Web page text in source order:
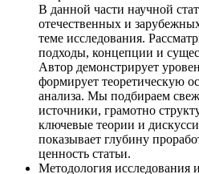
В данной части научной
отечественных и
теме исследования.
подходы, концепции и
Автор демонстрирует
формирует теоретическую
анализа. Мы подбираем
источники, грамотно
ключевые теории и
показывает глубину
ценность статьи.
Методология исследования